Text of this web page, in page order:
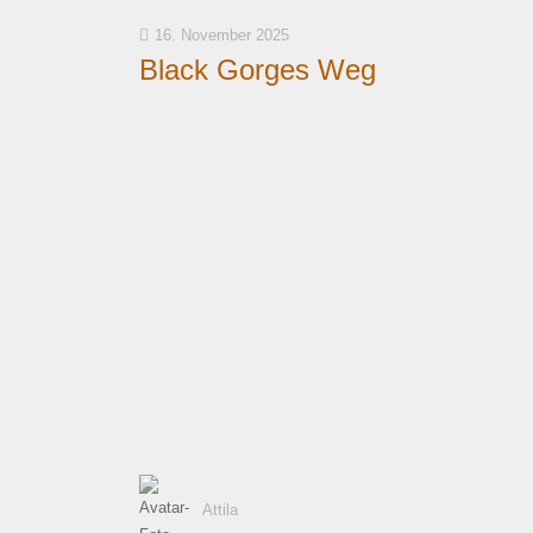
16. November 2025
Black Gorges Weg
Attila